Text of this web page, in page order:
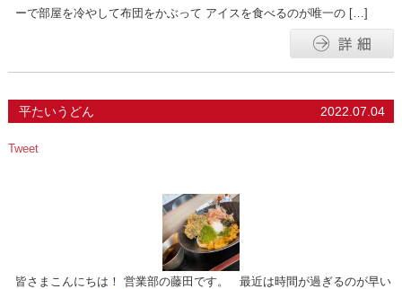
ーで部屋を冷やして布団をかぶって アイスを食べるのが唯一の […]
平たいうどん 2022.07.04
Tweet
皆さまこんにちは！ 営業部の藤田です。 最近は時間が過ぎるのが早い